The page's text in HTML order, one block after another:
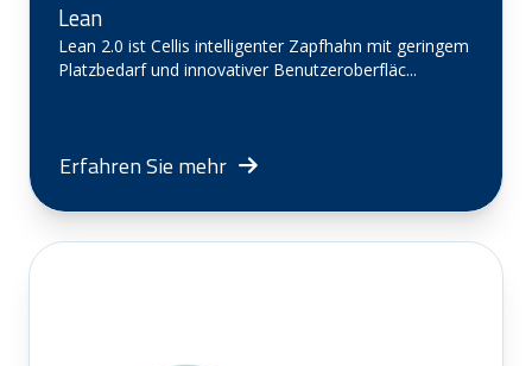
Lean
Lean 2.0 ist Cellis intelligenter Zapfhahn mit geringem
Platzbedarf und innovativer Benutzeroberfläc...
Erfahren Sie mehr